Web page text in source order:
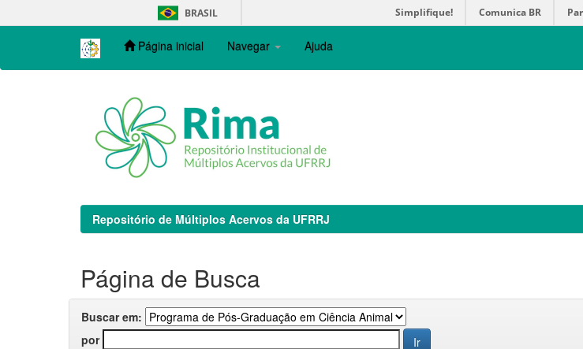
navigation
BRASIL Simplifique! Comunica BR
Página inicial Navegar Ajuda
Repositório de Múltiplos Acervos da UFRRJ
Página de Busca
Buscar em:
por